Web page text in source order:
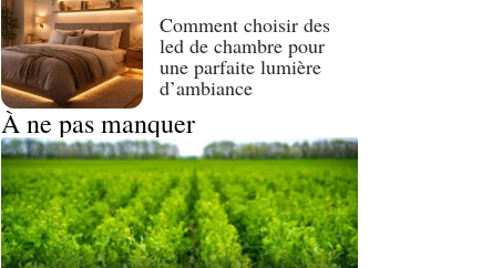
Comment choisir des
led de chambre pour
une parfaite lumière
d’ambiance
À ne pas manquer